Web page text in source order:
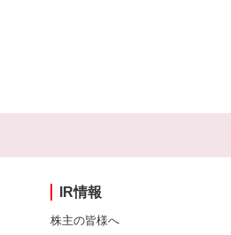
IR情報
株主の皆様へ